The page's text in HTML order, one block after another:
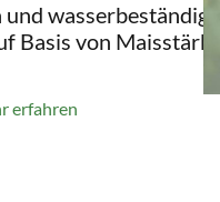
wasserbeständigen
Basis von Maisstärke
erfahren